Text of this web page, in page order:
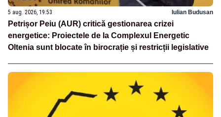
5 aug. 2026, 19:53 Iulian Budusan
Petrișor Peiu (AUR) critică gestionarea crizei
energetice: Proiectele de la Complexul Energetic
Oltenia sunt blocate în birocrație și restricții legislative